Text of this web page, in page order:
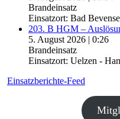
Brandeinsatz
Einsatzort: Bad
203. B HGM –
5. August 2026 | 0:26
Brandeinsatz
Einsatzort: Uelzen -
Einsatzberichte-Feed